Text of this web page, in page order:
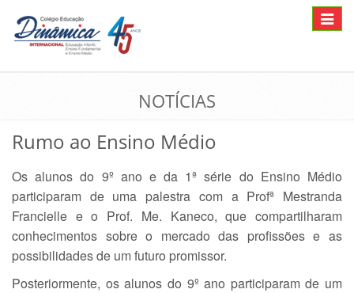
Toggle
NOTÍCIAS
Rumo ao Ensino Médio
Os alunos do 9º ano e da 1ª série do Ensino Médio
participaram de uma palestra com a Profª Mestranda
Francielle e o Prof. Me. Kaneco, que compartilharam
conhecimentos sobre o mercado das profissões e as
possibilidades de um futuro promissor.
Posteriormente, os alunos do 9º ano participaram de um